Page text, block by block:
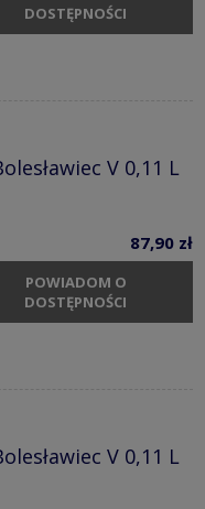
DOSTĘPNOŚCI
V 0,11 L
87,90 zł
POWIADOM O
DOSTĘPNOŚCI
V 0,11 L